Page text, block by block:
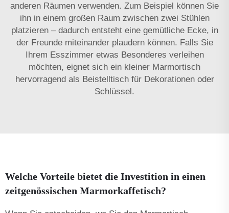
anderen Räumen verwenden. Zum Beispiel können Sie
ihn in einem großen Raum zwischen zwei Stühlen
platzieren – dadurch entsteht eine gemütliche Ecke, in
der Freunde miteinander plaudern können. Falls Sie
Ihrem Esszimmer etwas Besonderes verleihen
möchten, eignet sich ein kleiner Marmortisch
hervorragend als Beistelltisch für Dekorationen oder
Schlüssel.
Welche Vorteile bietet die Investition in einen
zeitgenössischen Marmorkaffetisch?